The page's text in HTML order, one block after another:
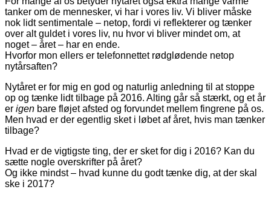
tanker om de mennesker, vi har i vores liv. Vi bliver måske
nok lidt sentimentale – netop, fordi vi reflekterer og tænker
over alt guldet i vores liv, nu hvor vi bliver mindet om, at
noget – året – har en ende.
Hvorfor mon ellers er telefonnettet rødglødende netop
nytårsaften?
Nytåret er for mig en god og naturlig anledning til at stoppe
op og tænke lidt tilbage på 2016. Alting går så stærkt, og et år
er igen bare fløjet afsted og forvundet mellem fingrene på os.
Men hvad er der egentlig sket i løbet af året, hvis man tænker
tilbage?
Hvad er de vigtigste ting, der er sket for dig i 2016? Kan du
sætte nogle overskrifter på året?
Og ikke mindst – hvad kunne du godt tænke dig, at der skal
ske i 2017?